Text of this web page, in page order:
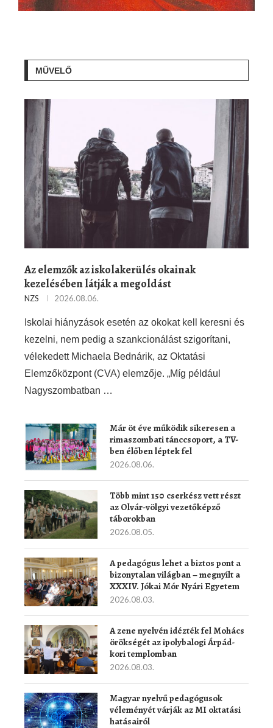
MŰVELŐ
Az elemzők az iskolakerülés okainak
kezelésében látják a megoldást
NZS 2026.08.06.
Iskolai hiányzások esetén az okokat kell keresni és
kezelni, nem pedig a szankcionálást szigorítani,
vélekedett Michaela Bednárik, az Oktatási
Elemzőközpont (CVA) elemzője. „Míg például
Nagyszombatban …
Már öt éve működik sikeresen a
rimaszombati tánccsoport, a TV-
ben élőben léptek fel
2026.08.06.
Több mint 150 cserkész vett részt
az Olvár-völgyi vezetőképző
táborokban
2026.08.05.
A pedagógus lehet a biztos pont a
bizonytalan világban – megnyílt a
XXXIV. Jókai Mór Nyári Egyetem
2026.08.03.
A zene nyelvén idézték fel Mohács
örökségét az ipolybalogi Árpád-
kori templomban
2026.08.03.
Magyar nyelvű pedagógusok
véleményét várják az MI oktatási
hatásairól